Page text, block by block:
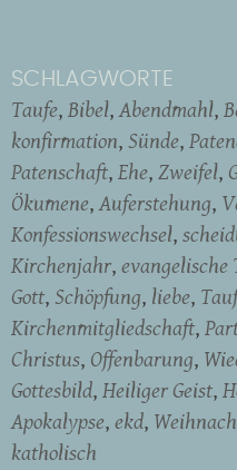
SCHLAGWORTE
Taufe Bibel Abendmahl
konfirmation Sünde
Patenschaft Ehe Zweifel
Ökumene Auferstehung
Konfessionswechsel
Kirchenjahr evangelische
Gott Schöpfung liebe
Kirchenmitgliedschaft
Christus Offenbarung
Gottesbild Heiliger Geist
Apokalypse ekd
katholisch